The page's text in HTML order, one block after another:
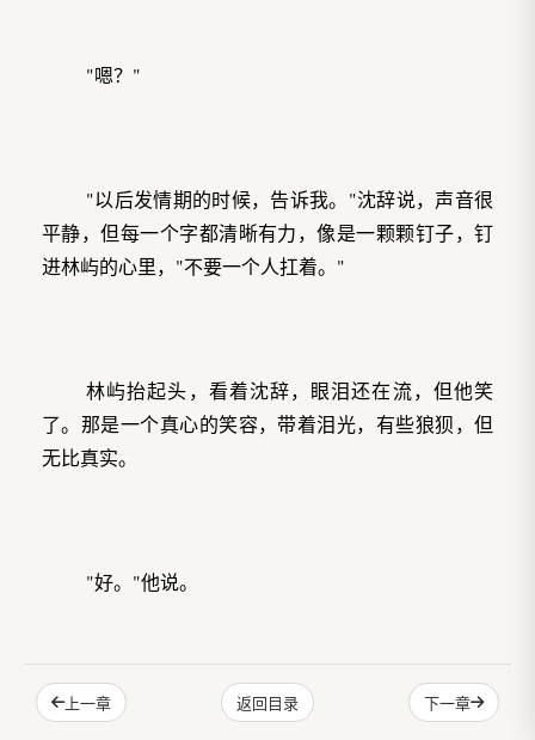
"嗯？"
"以后发情期的时候，告诉我。"沈辞说，声音很
平静，但每一个字都清晰有力，像是一颗颗钉子，钉
进林屿的心里，"不要一个人扛着。"
林屿抬起头，看着沈辞，眼泪还在流，但他笑
了。那是一个真心的笑容，带着泪光，有些狼狈，但
无比真实。
"好。"他说。
沈辞点点头，推开门走了出去。脚步声渐渐远
上一章 返回目录 下一章